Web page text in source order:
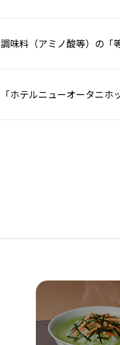
調味料（アミノ酸等）の「
「ホテルニューオータニ